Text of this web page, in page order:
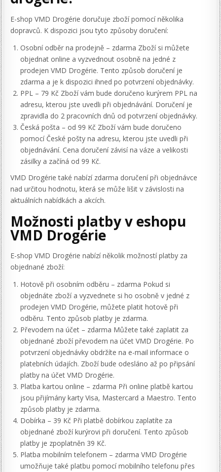
E-shop VMD Drogérie doručuje zboží pomocí několika
dopravců. K dispozici jsou tyto způsoby doručení:
Osobní odběr na prodejně – zdarma Zboží si můžete
objednat online a vyzvednout osobně na jedné z
prodejen VMD Drogérie. Tento způsob doručení je
zdarma a je k dispozici ihned po potvrzení objednávky.
PPL – 79 Kč Zboží vám bude doručeno kurýrem PPL na
adresu, kterou jste uvedli při objednávání. Doručení je
zpravidla do 2 pracovních dnů od potvrzení objednávky.
Česká pošta – od 99 Kč Zboží vám bude doručeno
pomocí České pošty na adresu, kterou jste uvedli při
objednávání. Cena doručení závisí na váze a velikosti
zásilky a začíná od 99 Kč.
VMD Drogérie také nabízí zdarma doručení při objednávce
nad určitou hodnotu, která se může lišit v závislosti na
aktuálních nabídkách a akcích.
Možnosti platby v eshopu
VMD Drogérie
E-shop VMD Drogérie nabízí několik možností platby za
objednané zboží:
Hotově při osobním odběru – zdarma Pokud si
objednáte zboží a vyzvednete si ho osobně v jedné z
prodejen VMD Drogérie, můžete platit hotově při
odběru. Tento způsob platby je zdarma.
Převodem na účet – zdarma Můžete také zaplatit za
objednané zboží převodem na účet VMD Drogérie. Po
potvrzení objednávky obdržíte na e-mail informace o
platebních údajích. Zboží bude odesláno až po připsání
platby na účet VMD Drogérie.
Platba kartou online – zdarma Při online platbě kartou
jsou přijímány karty Visa, Mastercard a Maestro. Tento
způsob platby je zdarma.
Dobírka – 39 Kč Při platbě dobírkou zaplatíte za
objednané zboží kurýrovi při doručení. Tento způsob
platby je zpoplatněn 39 Kč.
Platba mobilním telefonem – zdarma VMD Drogérie
umožňuje také platbu pomocí mobilního telefonu přes